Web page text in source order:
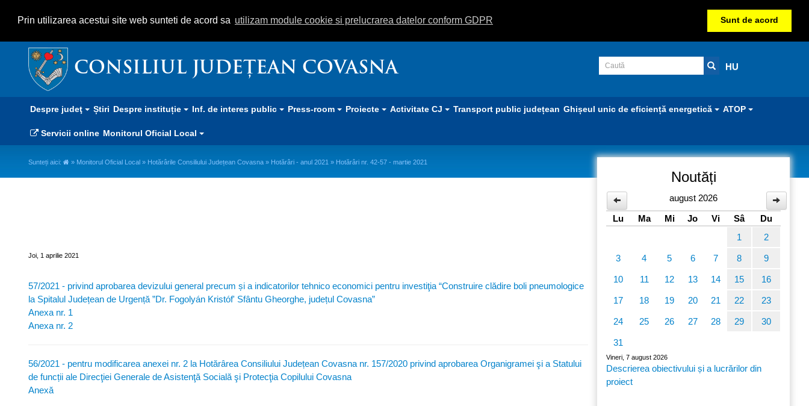
Prin utilizarea acestui site web sunteti de acord sa utilizam module cookie si prelucrarea datelor conform GDPR Sunt de acord
CONSILIUL JUDEȚEAN COVASNA HU
Despre judeţ Știri Despre instituție Inf. de interes public Press-room Proiecte Activitate CJ Transport public județean Ghișeul unic de eficiență energetică ATOP
Servicii online Monitorul Oficial Local
Sunteți aici: » Monitorul Oficial Local » Hotărârile Consiliului Județean Covasna » Hotărâri - anul 2021 » Hotărâri nr. 42-57 - martie 2021
Joi, 1 aprilie 2021
57/2021 - privind aprobarea devizului general precum și a indicatorilor tehnico economici pentru investiţia “Construire clădire boli pneumologice
la Spitalul Județean de Urgență ”Dr. Fogolyán Kristóf' Sfântu Gheorghe, județul Covasna”
Anexa nr. 1
Anexa nr. 2
56/2021 - pentru modificarea anexei nr. 2 la Hotărârea Consiliului Județean Covasna nr. 157/2020 privind aprobarea Organigramei şi a Statului
de funcții ale Direcţiei Generale de Asistenţă Socială şi Protecţia Copilului Covasna
Anexă
Noutăți
august 2026
Lu
Ma Mi Jo Vi Sâ
Du
1
2
3 4 5 6 7 8 9
10 11 12 13 14 15 16
17 18 19 20 21 22 23
24 25 26 27 28 29 30
31
Vineri, 7 august 2026
Descrierea obiectivului și a lucrărilor din
proiect